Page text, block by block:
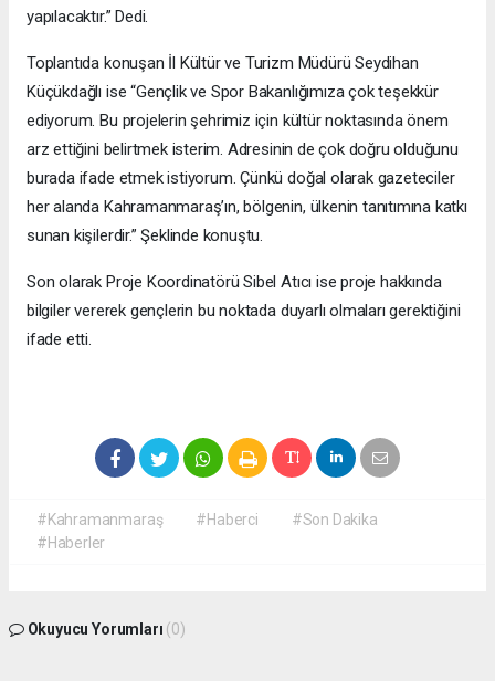
yapılacaktır.” Dedi.
Toplantıda konuşan İl Kültür ve Turizm Müdürü Seydihan
Küçükdağlı ise “Gençlik ve Spor Bakanlığımıza çok teşekkür
ediyorum. Bu projelerin şehrimiz için kültür noktasında önem
arz ettiğini belirtmek isterim. Adresinin de çok doğru olduğunu
burada ifade etmek istiyorum. Çünkü doğal olarak gazeteciler
her alanda Kahramanmaraş’ın, bölgenin, ülkenin tanıtımına katkı
sunan kişilerdir.” Şeklinde konuştu.
Son olarak Proje Koordinatörü Sibel Atıcı ise proje hakkında
bilgiler vererek gençlerin bu noktada duyarlı olmaları gerektiğini
ifade etti.
#Kahramanmaraş #Haberci
#Son Dakika
#Haberler
Okuyucu Yorumları (0)